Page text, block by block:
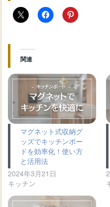
関連
マグネット式収納グ
ッズでキッチンボー
ドを効率化！使い方
と活用法
2024年3月21日
キッチン